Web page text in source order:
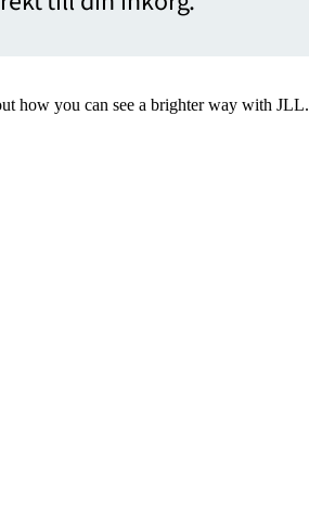
how you can see a brighter way with JLL.